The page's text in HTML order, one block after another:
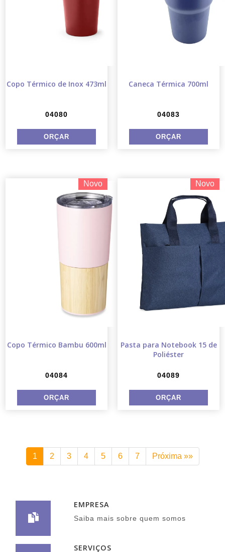
Copo Térmico de Inox 473ml
04080
Caneca Térmica 700ml
04083
Novo
Copo Térmico Bambu 600ml
04084
Novo
Pasta para Notebook 15 de
Poliéster
04089
1 2 3 4 5 6 7 Próxima »»
EMPRESA
Saiba mais sobre quem somos
SERVIÇOS